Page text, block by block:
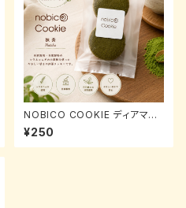
NOBICO COOKIE ディアマン
抹茶｜西尾産抹茶使用・自家製
粉全粒粉クッキー 4枚入り
¥250